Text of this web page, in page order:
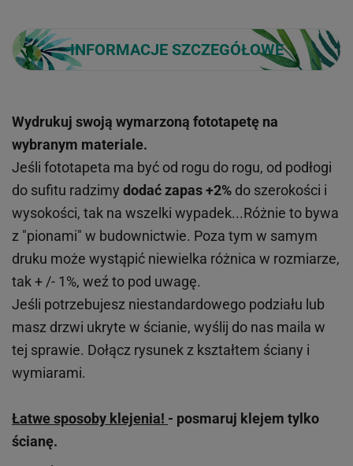
INFORMACJE SZCZEGÓŁOWE
Wydrukuj swoją wymarzoną fototapetę na
wybranym materiale.
Jeśli fototapeta ma być od rogu do rogu, od podłogi
do sufitu radzimy dodać zapas +2% do szerokości i
wysokości, tak na wszelki wypadek...Różnie to bywa
z "pionami" w budownictwie. Poza tym w samym
druku może wystąpić niewielka różnica w rozmiarze,
tak + /- 1%, weź to pod uwagę.
Jeśli potrzebujesz niestandardowego podziału lub
masz drzwi ukryte w ścianie, wyślij do nas maila w
tej sprawie. Dołącz rysunek z kształtem ściany i
wymiarami.
Łatwe sposoby klejenia! - posmaruj klejem tylko
ścianę.